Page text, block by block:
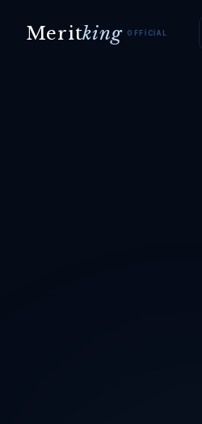
Meritking OFFICIAL